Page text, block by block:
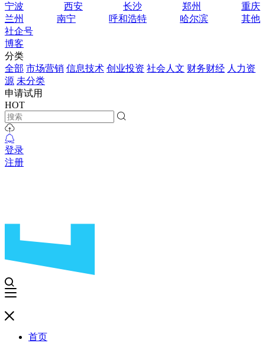
宁波
西安 长沙 郑州
重庆
兰州
南宁 呼和浩特 哈尔滨
其他
社企号
博客
分类
全部 市场营销 信息技术 创业投资 社会人文 财务财经 人力资
源 未分类
申请试用
HOT
登录
注册
首页